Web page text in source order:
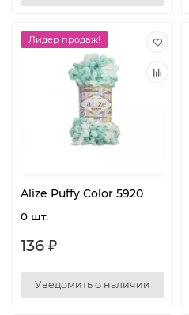
Лидер продаж!
Alize Puffy Color 5920
0 шт.
136 ₽
Уведомить о наличии